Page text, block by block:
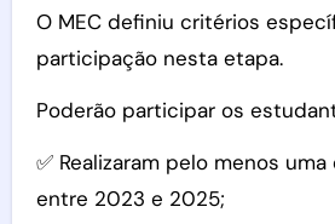
O MEC definiu critérios
participação nesta etapa.
Poderão participar os
✅ Realizaram pelo menos
entre 2023 e 2025;